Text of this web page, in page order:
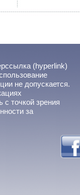
(hyperlink)
не допускается.
с точкой зрения
за